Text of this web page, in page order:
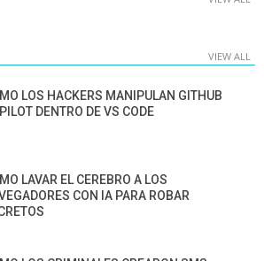
VIEW ALL
LOS HACKERS MANIPULAN GITHUB
DENTRO DE VS CODE
LAVAR EL CEREBRO A LOS
CON IA PARA ROBAR